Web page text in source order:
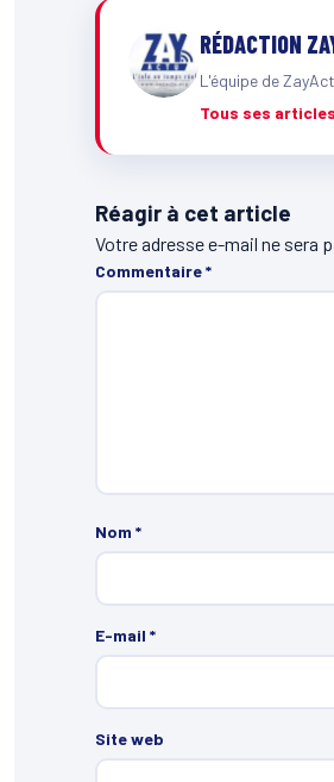
RÉDACTION
L'équipe de
Tous ses
Réagir à cet article
Votre adresse e-mail ne sera
Commentaire*
Nom *
E-mail *
Site web